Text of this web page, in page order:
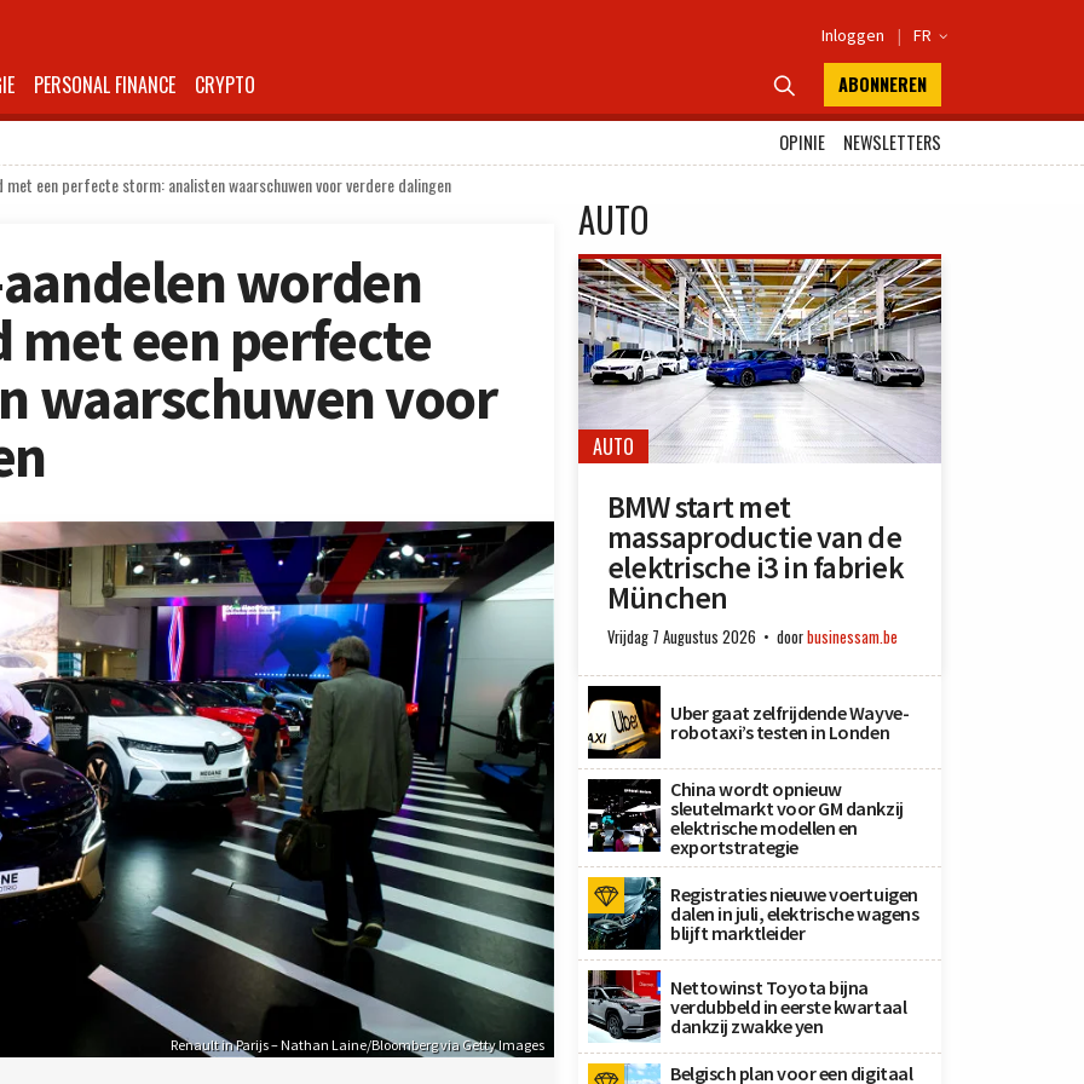
Inloggen | FR 
PERSONAL FINANCE CRYPTO  ABONNEREN
OPINIE
NEWSLETTERS
een perfecte storm: analisten waarschuwen voor verdere dalingen
worden
een perfecte
waarschuwen voor
Renault in Parijs – Nathan Laine/Bloomberg via Getty Images
AUTO
AUTO
BMW start met
massaproductie van de
elektrische i3 in fabriek
München
Vrijdag 7 Augustus 2026 doorbusinessam.be
Uber gaat zelfrijdende Wayve-
robotaxi’s testen in Londen
China wordt opnieuw
sleutelmarkt voor GM dankzij
elektrische modellen en
exportstrategie
Registraties nieuwe voertuigen
dalen in juli, elektrische wagens
blijft marktleider
Nettowinst Toyota bijna
verdubbeld in eerste kwartaal
dankzij zwakke yen
Belgisch plan voor een digitaal